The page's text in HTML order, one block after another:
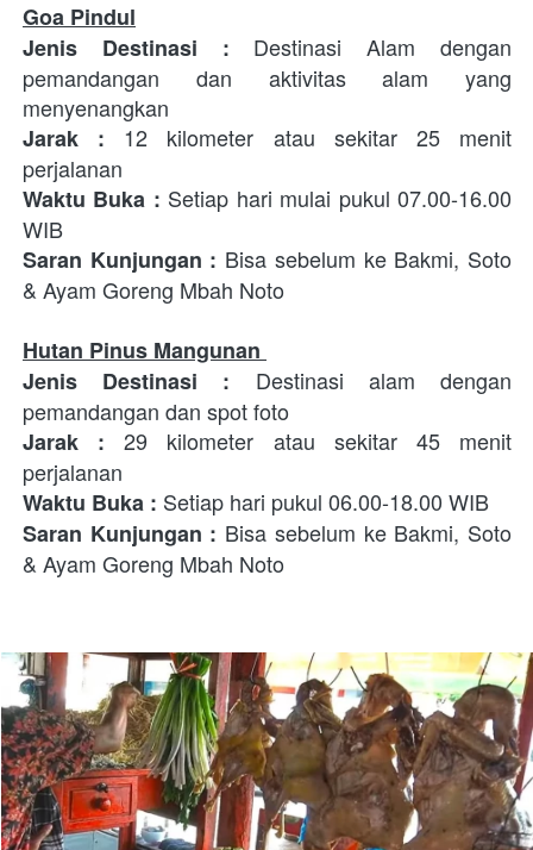
Goa Pindul
Jenis Destinasi
: Destinasi Alam dengan
pemandangan dan aktivitas alam yang
menyenangkan
Jarak : 12 kilometer atau sekitar 25 menit
perjalanan
Waktu Buka : Setiap hari mulai pukul 07.00-16.00
WIB
Saran Kunjungan : Bisa sebelum ke Bakmi, Soto
& Ayam Goreng Mbah Noto
Hutan Pinus Mangunan
Jenis Destinasi
: Destinasi alam dengan
pemandangan dan spot foto
Jarak : 29 kilometer atau sekitar 45 menit
perjalanan
Waktu Buka : Setiap hari pukul 06.00-18.00 WIB
Saran Kunjungan : Bisa sebelum ke Bakmi, Soto
& Ayam Goreng Mbah Noto